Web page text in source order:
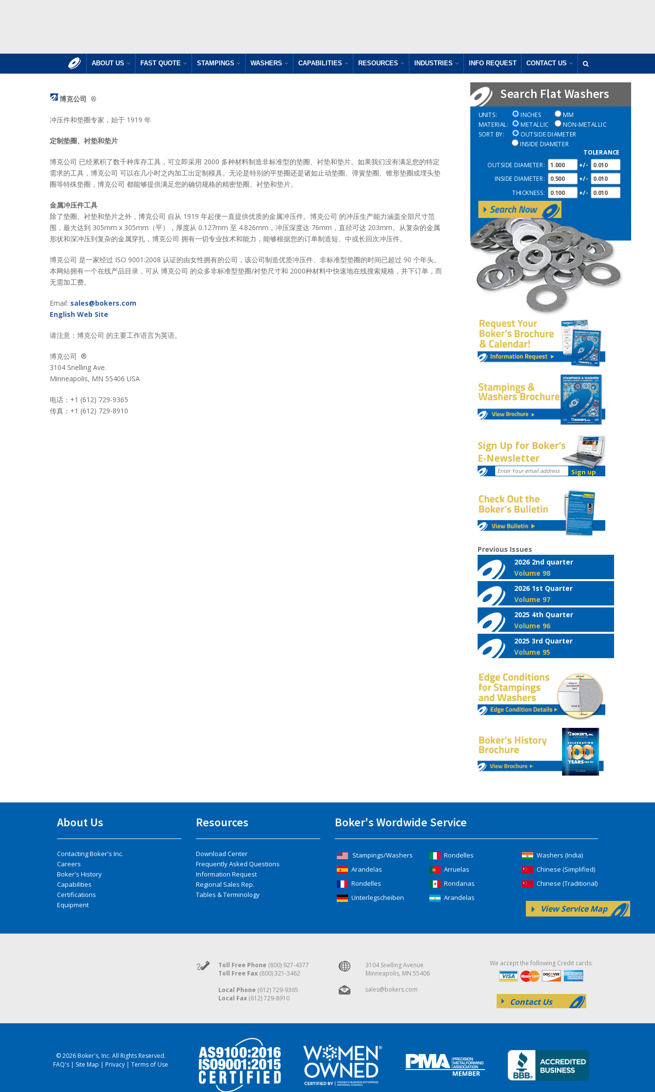
ABOUT US FAST QUOTE STAMPINGS WASHERS CAPABILITIES RESOURCES INDUSTRIES INFO REQUEST CONTACT US
博克公司 ®
冲压件和垫圈专家，始于 1919 年
定制垫圈、衬垫和垫片
博克公司 已经累积了数千种库存工具，可立即采用 2000 多种材料制造非标准型的垫圈、衬垫和垫片。如果我们没有满足您的特定
需求的工具，博克公司 可以在几小时之内加工出定制模具。无论是特别的平垫圈还是诸如止动垫圈、弹簧垫圈、锥形垫圈或埋头垫
圈等特殊垫圈，博克公司 都能够提供满足您的确切规格的精密垫圈、衬垫和垫片。
金属冲压件工具
除了垫圈、衬垫和垫片之外，博克公司 自从 1919 年起便一直提供优质的金属冲压件。博克公司 的冲压生产能力涵盖全部尺寸范
围，最大达到 305mm x 305mm（平），厚度从 0.127mm 至 4.826mm，冲压深度达 76mm，直径可达 203mm。从复杂的金属
形状和深冲压到复杂的金属穿扎，博克公司 拥有一切专业技术和能力，能够根据您的订单制造短、中或长回次冲压件。
博克公司 是一家经过 ISO 9001:2008 认证的由女性拥有的公司，该公司制造优质冲压件、非标准型垫圈的时间已超过 90 个年头。
本网站拥有一个在线产品目录，可从 博克公司 的众多非标准型垫圈/衬垫尺寸和 2000种材料中快速地在线搜索规格，并下订单，而
无需加工费。
Email: sales@bokers.com
English Web Site
请注意：博克公司 的主要工作语言为英语。
博克公司 ®
3104 Snelling Ave.
Minneapolis, MN 55406 USA
电话：+1 (612) 729-9365
传真：+1 (612) 729-8910
Search Flat Washers
UNITS: INCHES MM
MATERIAL: METALLIC NON-METALLIC
SORT BY:
OUTSIDE DIAMETER
INSIDE DIAMETER
TOLERANCE
OUTSIDE DIAMETER:
+/-
INSIDE DIAMETER:
+/-
THICKNESS:
+/-
Sign Up for Boker’s
E-Newsletter
Previous Issues
2026 2nd quarter
Volume 98
2026 1st Quarter
Volume 97
2025 4th Quarter
Volume 96
2025 3rd Quarter
Volume 95
About Us
Contacting Boker's Inc.
Careers
Boker's History
Capabilities
Certifications
Equipment
Resources
Download Center
Frequently Asked Questions
Information Request
Regional Sales Rep.
Tables & Terminology
Boker's Wordwide Service
Stampings/Washers
Arandelas
Rondelles
Unterlegscheiben
Rondelles
Arruelas
Rondanas
Arandelas
Washers (India)
Chinese (Simplified)
Chinese (Traditional)
View Service Map
Toll Free Phone (800) 927-4377
Toll Free Fax(800) 321-3462
Local Phone (612) 729-9365
Local Fax(612) 729-8910
3104 Snelling Avenue
Minneapolis, MN 55406
sales@bokers.com
We accept the following Credit cards:
Contact Us
© 2026 Boker's, Inc. All Rights Reserved.
FAQ's | Site Map |Privacy |Terms of Use